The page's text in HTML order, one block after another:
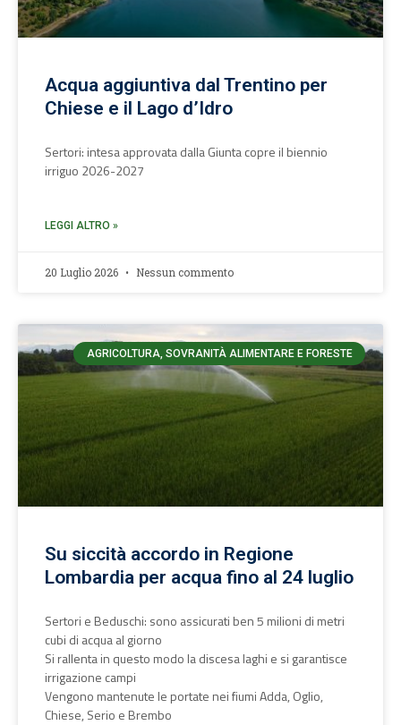
Acqua aggiuntiva dal Trentino per
Chiese e il Lago d’Idro
Sertori: intesa approvata dalla Giunta copre il biennio
irriguo 2026-2027
LEGGI ALTRO »
20 Luglio 2026 Nessun commento
AGRICOLTURA, SOVRANITÀ ALIMENTARE E FORESTE
Su siccità accordo in Regione
Lombardia per acqua fino al 24 luglio
Sertori e Beduschi: sono assicurati ben 5 milioni di metri
cubi di acqua al giorno
Si rallenta in questo modo la discesa laghi e si garantisce
irrigazione campi
Vengono mantenute le portate nei fiumi Adda, Oglio,
Chiese, Serio e Brembo